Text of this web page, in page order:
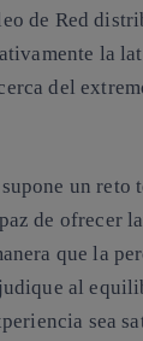
de Red
la
del
un reto
de ofrecer
que la
al
sea